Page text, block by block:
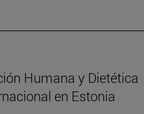
Humana y Dietética
en Estonia